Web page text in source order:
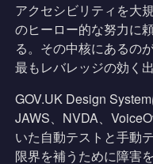
アクセシビリティを大
のヒーロー的な努力に
る。その中核にあるの
最もレバレッジの効く出
GOV.UK Design
JAWS、NVDA、
いた自動テストと手動
限界を補うために障害